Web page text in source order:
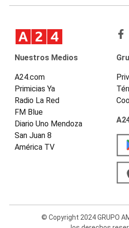
Nuestros Medios
A24.com
Primicias Ya
Radio La Red
FM Blue
Diario Uno Mendoza
San Juan 8
América TV
© Copyright 2024 GRUPO